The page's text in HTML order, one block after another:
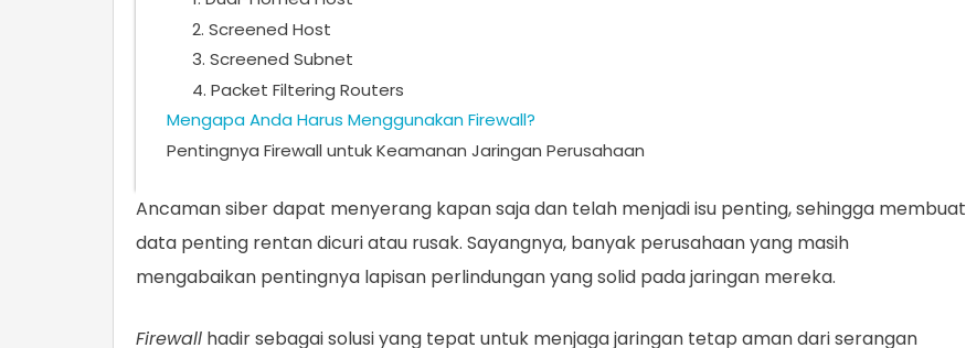
2. Screened Host
3. Screened Subnet
4. Packet Filtering Routers
Mengapa Anda Harus Menggunakan Firewall?
Pentingnya Firewall untuk Keamanan Jaringan Perusahaan
Ancaman siber dapat menyerang kapan saja dan telah menjadi isu penting, sehingga membuat
data penting rentan dicuri atau rusak. Sayangnya, banyak perusahaan yang masih
mengabaikan pentingnya lapisan perlindungan yang solid pada jaringan mereka.
Firewall hadir sebagai solusi yang tepat untuk menjaga jaringan tetap aman dari serangan